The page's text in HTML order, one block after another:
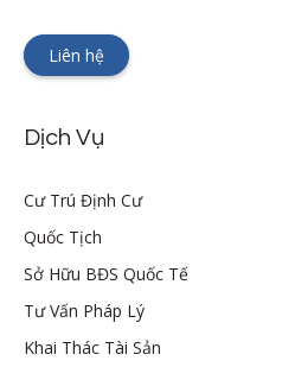
Liên hệ
Dịch Vụ
Cư Trú Định Cư
Quốc Tịch
Sở Hữu BĐS Quốc Tế
Tư Vấn Pháp Lý
Khai Thác Tài Sản